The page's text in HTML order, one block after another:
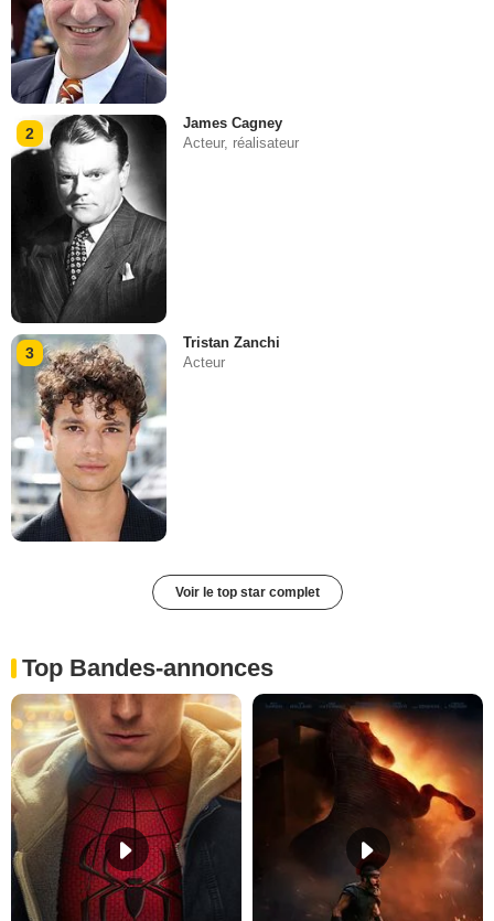
2
James Cagney
Acteur, réalisateur
3
Tristan Zanchi
Acteur
Voir le top star complet
Top Bandes-annonces